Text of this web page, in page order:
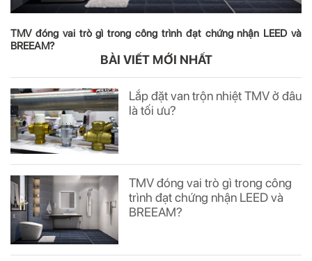
TMV đóng vai trò gì trong công trình đạt chứng nhận LEED và
BREEAM?
BÀI VIẾT MỚI NHẤT
Lắp đặt van trộn nhiệt TMV ở đâu
là tối ưu?
TMV đóng vai trò gì trong công
trình đạt chứng nhận LEED và
BREEAM?